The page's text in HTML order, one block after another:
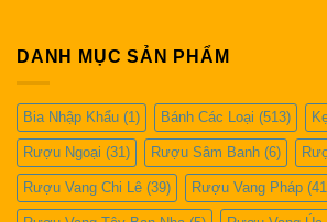
DANH MỤC SẢN PHẨM
Bia Nhập Khẩu (1) Bánh Các Loại (513)
Rượu Ngoại (31) Rượu Sâm Banh (6)
Rượu Vang Chi Lê (39) Rượu Vang Pháp